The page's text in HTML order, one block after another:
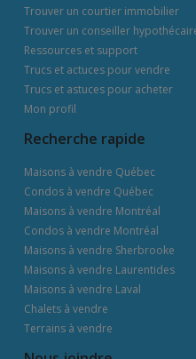
Trouver un courtier immobilier
Trouver un conseiller
Ressources et support
Trucs et actuces pour vendre
Trucs et astuces pour acheter
Mon profil
Recherche rapide
Maisons à vendre Québec
Condos à vendre Québec
Maisons à vendre Montréal
Condos à vendre Montréal
Maisons à vendre Sherbrooke
Maisons à vendre Laurentides
Maisons à vendre Laval
Chalets à vendre
Terrains à vendre